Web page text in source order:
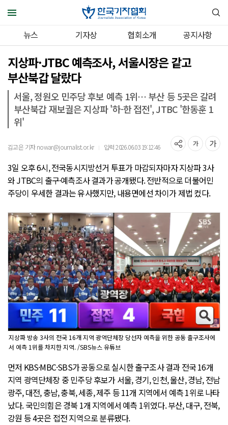
뉴스 기자상 협회소개 공지사항
지상파·JTBC 예측조사, 서울시장은 같고
부산북갑 달랐다
서울, 정원오 민주당 후보 예측 1위… 부산 등 5곳은 갈려
부산북갑 재보궐은 지상파 '하-한 접전', JTBC '한동훈 1
위'
김고은 기자 nowar@journalist.or.kr ｜ 입력 2026.06.03 19:12:46
3일 오후 6시, 전국동시지방선거 투표가 마감되자마자 지상파 3사
와 JTBC의 출구·예측조사 결과가 공개됐다. 전반적으로 더불어민
주당이 우세한 결과는 유사했지만, 내용면에선 차이가 제법 컸다.
지상파 방송 3사의 전국 16개 지역 광역단체장 당선자 예측을 위한 공동 출구조사에
서 예측 1위를 차지한 지역. /SBS뉴스 유튜브
먼저 KBS·MBC·SBS가 공동으로 실시한 출구조사 결과 전국 16개
지역 광역단체장 중 민주당 후보가 서울, 경기, 인천, 울산, 경남, 전남
광주, 대전, 충남, 충북, 세종, 제주 등 11개 지역에서 예측 1위로 나타
났다. 국민의힘은 경북 1개 지역에서 예측 1위였다. 부산, 대구, 전북,
강원 등 4곳은 접전 지역으로 분류됐다.